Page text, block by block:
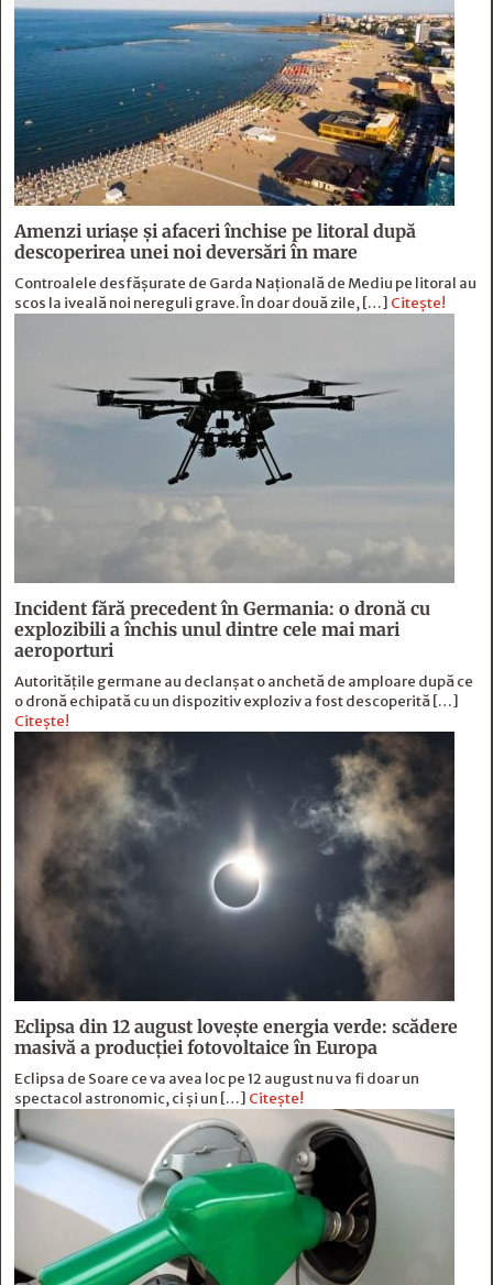
Amenzi uriașe și afaceri închise pe litoral după
descoperirea unei noi deversări în mare
Controalele desfășurate de Garda Națională de Mediu pe litoral au
scos la iveală noi nereguli grave. În doar două zile, […] Citește!
Incident fără precedent în Germania: o dronă cu
explozibili a închis unul dintre cele mai mari
aeroporturi
Autoritățile germane au declanșat o anchetă de amploare după ce
o dronă echipată cu un dispozitiv exploziv a fost descoperită […]
Citește!
Eclipsa din 12 august lovește energia verde: scădere
masivă a producției fotovoltaice în Europa
Eclipsa de Soare ce va avea loc pe 12 august nu va fi doar un
spectacol astronomic, ci și un […] Citește!